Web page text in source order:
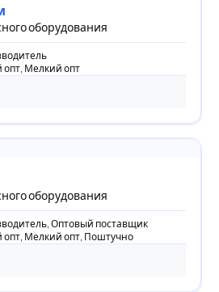
оборудования
опт, Мелкий опт
оборудования
Оптовый поставщик
опт, Мелкий опт, Поштучно